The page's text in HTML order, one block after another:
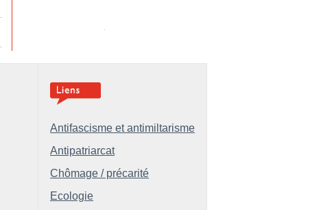
Antifascisme et antimiltarisme
Antipatriarcat
Chômage / précarité
Ecologie